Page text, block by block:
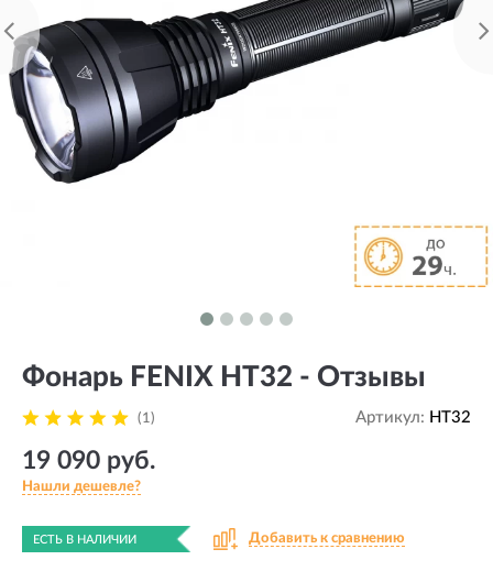
Фонарь FENIX HT32 - Отзывы
(1) Артикул: HT32
19 090 руб.
Нашли дешевле?
ЕСТЬ В НАЛИЧИИ Добавить к сравнению